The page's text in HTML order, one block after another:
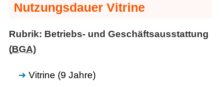
Nutzungsdauer Vitrine
Rubrik: Betriebs- und Geschäftsausstattung
(BGA)
Vitrine (9 Jahre)